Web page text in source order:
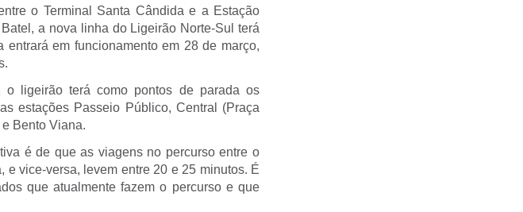
o Terminal Santa Cândida e a Estação
a nova linha do Ligeirão Norte-Sul terá
em funcionamento em 28 de março,
ligeirão terá como pontos de parada os
estações Passeio Público, Central (Praça
Bento Viana.
é de que as viagens no percurso entre o
vice-versa, levem entre 20 e 25 minutos. É
que atualmente fazem o percurso e que